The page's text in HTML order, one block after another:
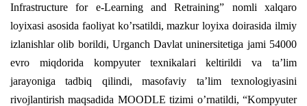
Infrastructure for e-Learning and Retraining” nomli xalqaro
loyixasi asosida faoliyat ko’rsatildi, mazkur loyixa doirasida ilmiy
izlanishlar olib borildi, Urganch Davlat uninersitetiga jami 54000
evro miqdorida kompyuter texnikalari keltirildi va ta’lim
jarayoniga tadbiq qilindi, masofaviy ta’lim texnologiyasini
rivojlantirish maqsadida MOODLE tizimi o’rnatildi, “Kompyuter